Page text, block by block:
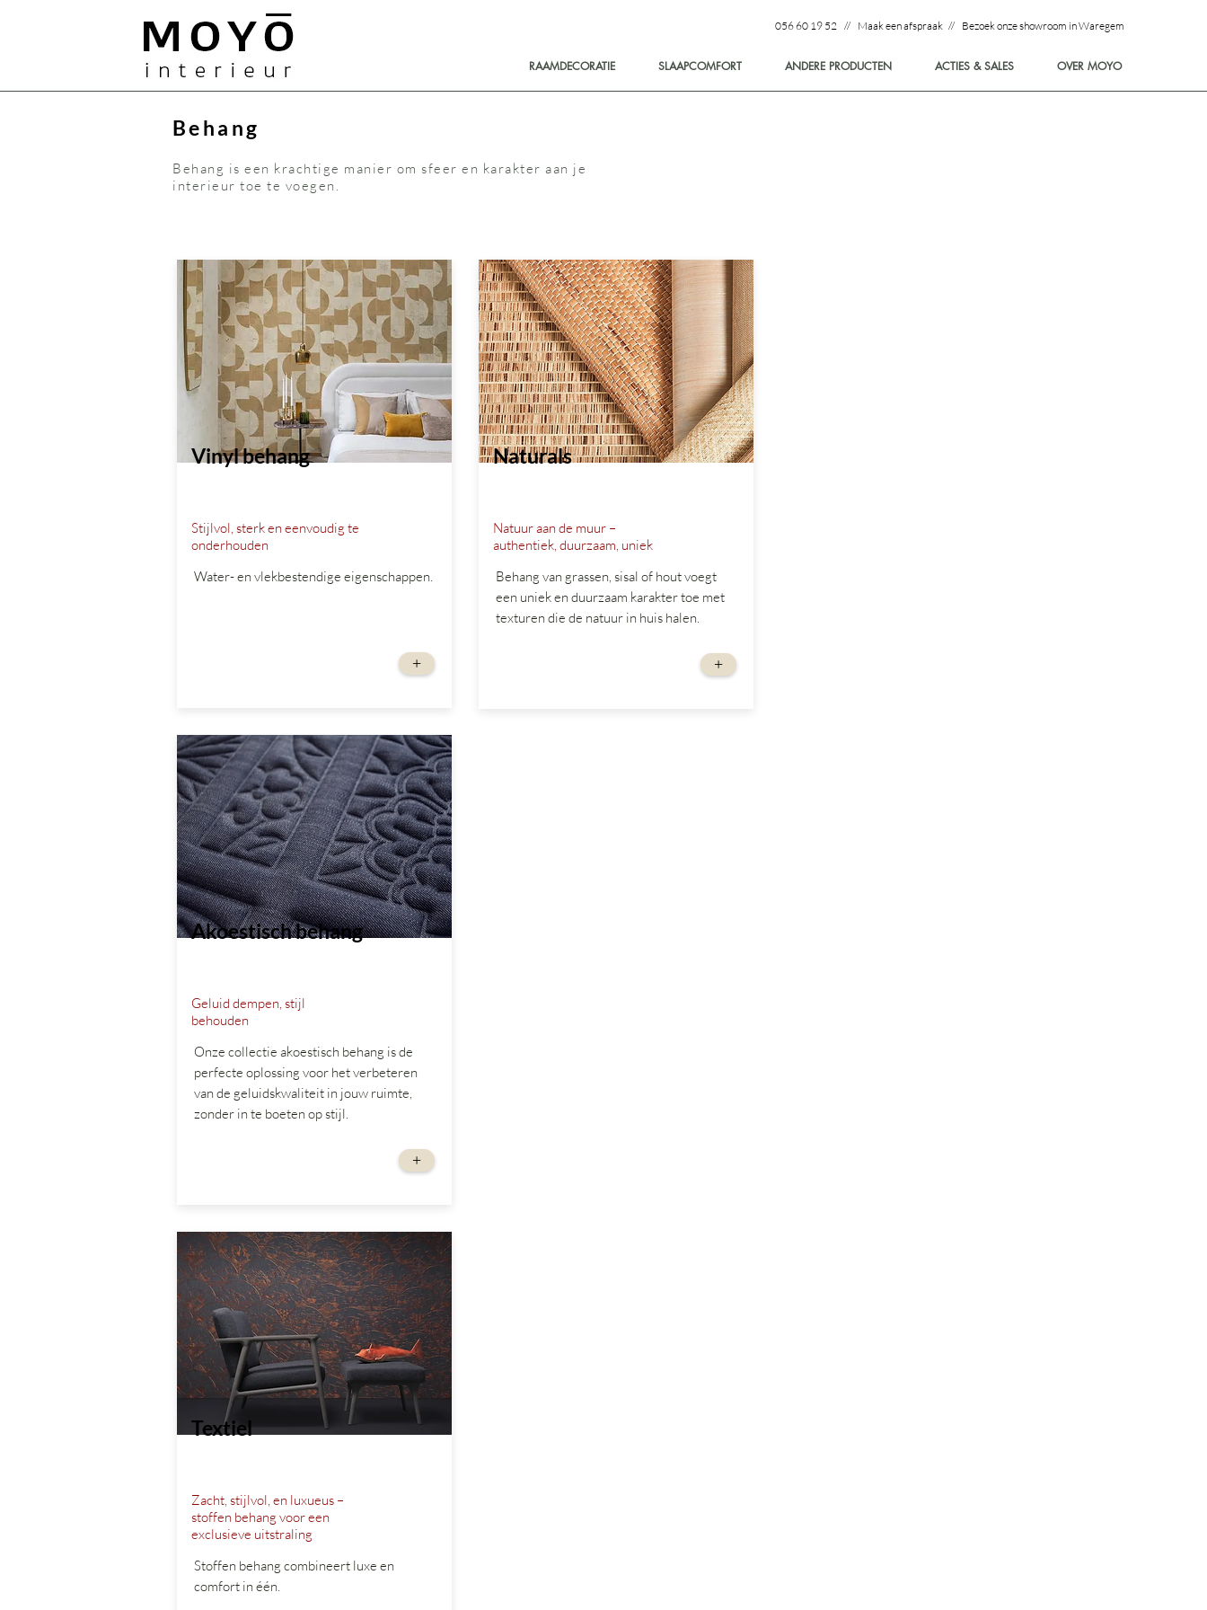
MOYO 056 60 19 52 // Maak een afspraak // Bezoek onze showroom in Waregem
RAAMDECORATIE SLAAPCOMFORT ANDERE PRODUCTEN ACTIES & SALES OVER MOYO
Behang
Behang is een krachtige manier om sfeer en karakter aan je
interieur toe te voegen.
Vinyl behang
Stijlvol, sterk en eenvoudig te
onderhouden
Water- en vlekbestendige eigenschappen.
+
Akoestisch behang
Geluid dempen, stijl
behouden
Onze collectie akoestisch behang is de
perfecte oplossing voor het verbeteren
van de geluidskwaliteit in jouw ruimte,
zonder in te boeten op stijl.
+
Naturals
Natuur aan de muur –
authentiek, duurzaam, uniek
Behang van grassen, sisal of hout voegt
een uniek en duurzaam karakter toe met
texturen die de natuur in huis halen.
+
Textiel
Zacht, stijlvol, en luxueus –
stoffen behang voor een
exclusieve uitstraling
Stoffen behang combineert luxe en
comfort in één.